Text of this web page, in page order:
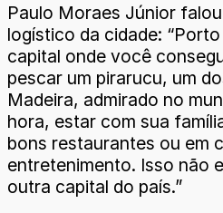
Paulo Moraes Júnior
logístico da cidade:
capital onde você
pescar um pirarucu, um
Madeira, admirado no
hora, estar com sua
bons restaurantes ou em
entretenimento. Isso não
outra capital do país.”